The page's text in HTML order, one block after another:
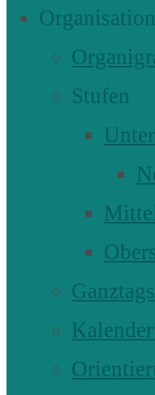
Organisation
Stufen